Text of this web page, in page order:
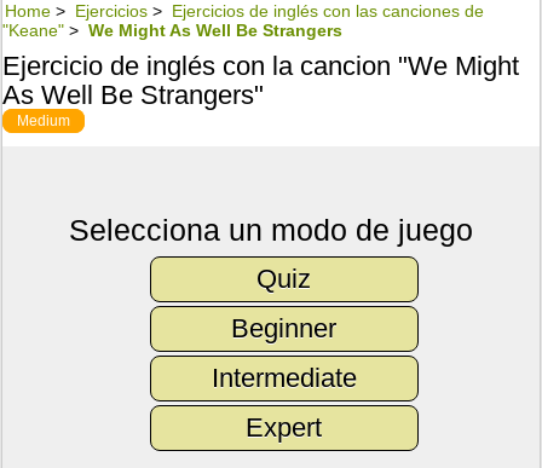
Home > Ejercicios > Ejercicios de inglés con las canciones de
"Keane" > We Might As Well Be Strangers
Ejercicio de inglés con la cancion "We Might
As Well Be Strangers"
Medium
Selecciona un modo de juego
Quiz
Beginner
Intermediate
Expert